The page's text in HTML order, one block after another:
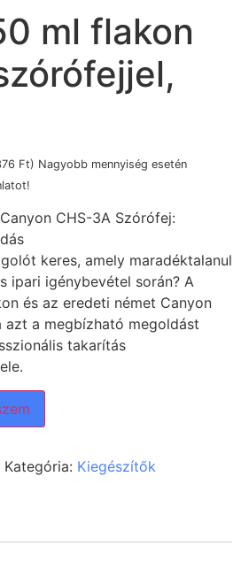
ml flakon
Ft) Nagyobb mennyiség esetén
CHS-3A Szórófej:
keres, amely maradéktalanul
ipari igénybevétel során? A
és az eredeti német Canyon
a megbízható megoldást
takarítás
Kategória: Kiegészítők